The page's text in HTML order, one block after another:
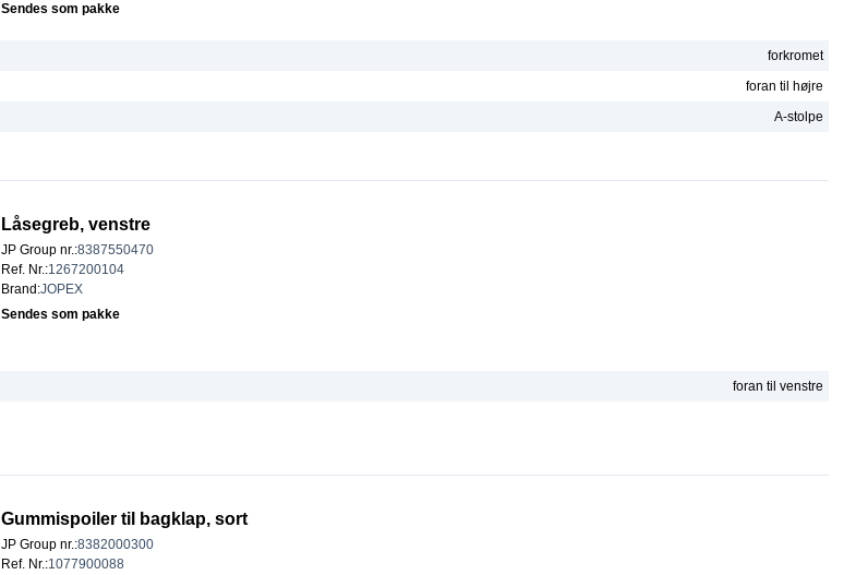
Sendes som pakke
forkromet
foran til højre
A-stolpe
Låsegreb, venstre
JP Group nr.:8387550470
Ref. Nr.:1267200104
Brand :JOPEX
Sendes som pakke
foran til venstre
Gummispoiler til bagklap, sort
JP Group nr.:8382000300
Ref. Nr.:1077900088